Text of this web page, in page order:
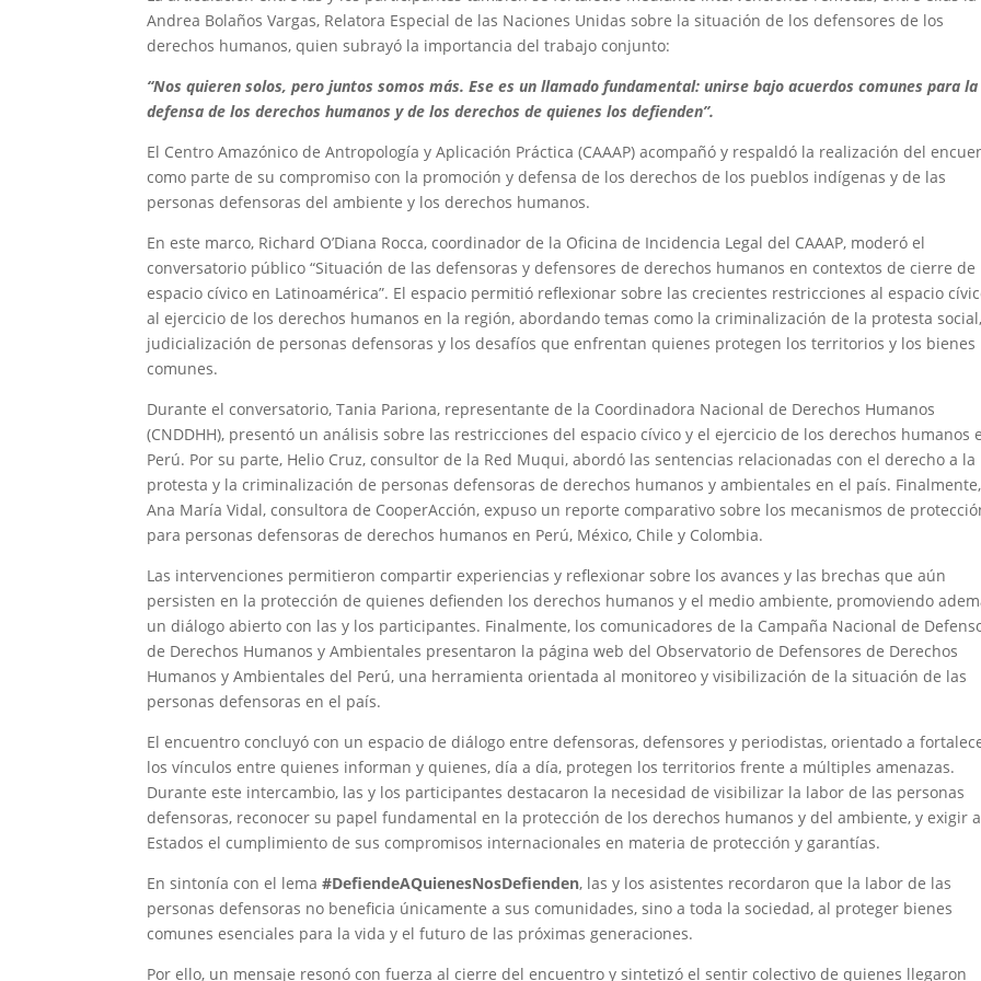
Andrea Bolaños Vargas, Relatora Especial de las Naciones Unidas sobre la situación de los defensores de los
derechos humanos, quien subrayó la importancia del trabajo conjunto:
“Nos quieren solos, pero juntos somos más. Ese es un llamado fundamental: unirse bajo acuerdos comunes para la
defensa de los derechos humanos y de los derechos de quienes los defienden”.
El Centro Amazónico de Antropología y Aplicación Práctica (CAAAP) acompañó y respaldó la realización del
como parte de su compromiso con la promoción y defensa de los derechos de los pueblos indígenas y de las
personas defensoras del ambiente y los derechos humanos.
En este marco, Richard O’Diana Rocca, coordinador de la Oficina de Incidencia Legal del CAAAP, moderó el
conversatorio público “Situación de las defensoras y defensores de derechos humanos en contextos de cierre de
espacio cívico en Latinoamérica”. El espacio permitió reflexionar sobre las crecientes restricciones al espacio
al ejercicio de los derechos humanos en la región, abordando temas como la criminalización de la protesta
judicialización de personas defensoras y los desafíos que enfrentan quienes protegen los territorios y los bienes
comunes.
Durante el conversatorio, Tania Pariona, representante de la Coordinadora Nacional de Derechos Humanos
(CNDDHH), presentó un análisis sobre las restricciones del espacio cívico y el ejercicio de los derechos humanos
Perú. Por su parte, Helio Cruz, consultor de la Red Muqui, abordó las sentencias relacionadas con el derecho a la
protesta y la criminalización de personas defensoras de derechos humanos y ambientales en el país. Finalmente,
Ana María Vidal, consultora de CooperAcción, expuso un reporte comparativo sobre los mecanismos de
para personas defensoras de derechos humanos en Perú, México, Chile y Colombia.
Las intervenciones permitieron compartir experiencias y reflexionar sobre los avances y las brechas que aún
persisten en la protección de quienes defienden los derechos humanos y el medio ambiente, promoviendo
un diálogo abierto con las y los participantes. Finalmente, los comunicadores de la Campaña Nacional de
de Derechos Humanos y Ambientales presentaron la página web del Observatorio de Defensores de Derechos
Humanos y Ambientales del Perú, una herramienta orientada al monitoreo y visibilización de la situación de las
personas defensoras en el país.
El encuentro concluyó con un espacio de diálogo entre defensoras, defensores y periodistas, orientado a
los vínculos entre quienes informan y quienes, día a día, protegen los territorios frente a múltiples amenazas.
Durante este intercambio, las y los participantes destacaron la necesidad de visibilizar la labor de las personas
defensoras, reconocer su papel fundamental en la protección de los derechos humanos y del ambiente, y exigir
Estados el cumplimiento de sus compromisos internacionales en materia de protección y garantías.
En sintonía con el lema#DefiendeAQuienesNosDefienden, las y los asistentes recordaron que la labor de las
personas defensoras no beneficia únicamente a sus comunidades, sino a toda la sociedad, al proteger bienes
comunes esenciales para la vida y el futuro de las próximas generaciones.
Por ello, un mensaje resonó con fuerza al cierre del encuentro y sintetizó el sentir colectivo de quienes llegaron